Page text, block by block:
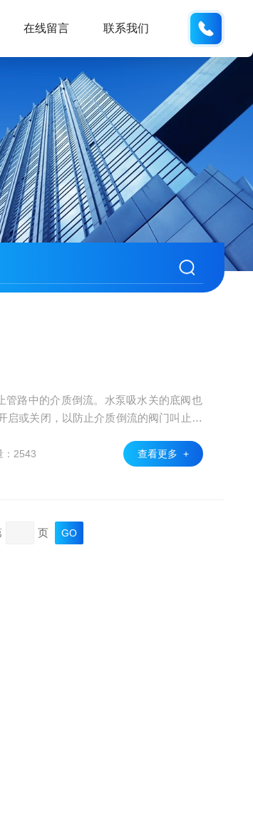
在线留言 联系我们
管路中的介质倒流。水泵吸水关的底阀也
启或关闭，以防止介质倒流的阀门叫止回
为升降式止回阀、旋启式止回阀和蝶式止
：2543 查看更多 +
页